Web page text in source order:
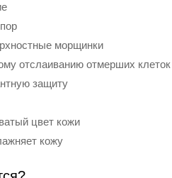
морщинки
отслаиванию отмерших клеток
защиту
цвет кожи
кожу